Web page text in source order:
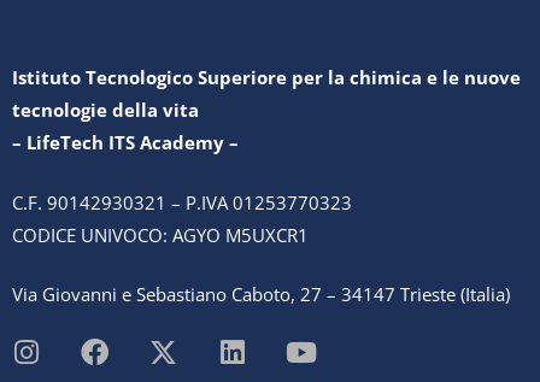
Istituto Tecnologico Superiore per la chimica e le nuove
tecnologie della vita
– LifeTech ITS Academy –
C.F. 90142930321 – P.IVA 01253770323
CODICE UNIVOCO: AGYO M5UXCR1
Via Giovanni e Sebastiano Caboto, 27 – 34147 Trieste (Italia)